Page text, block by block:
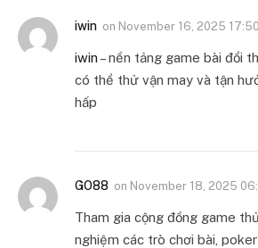
iwin on November 16, 2025 17:50
iwin – nền tảng game bài đổi
có thể thử vận may và tận
hấp
GO88 on November 18, 2025
Tham gia cộng đồng game
nghiệm các trò chơi bài,